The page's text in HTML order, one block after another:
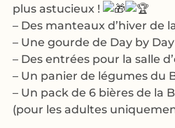
plus astucieux !
– Des manteaux d’hiver de
– Une gourde de Day by Day
– Des entrées pour la salle
– Un panier de légumes du
– Un pack de 6 bières de la
(pour les adultes